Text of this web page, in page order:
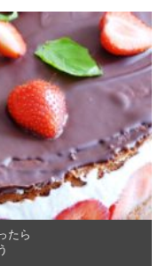
たら